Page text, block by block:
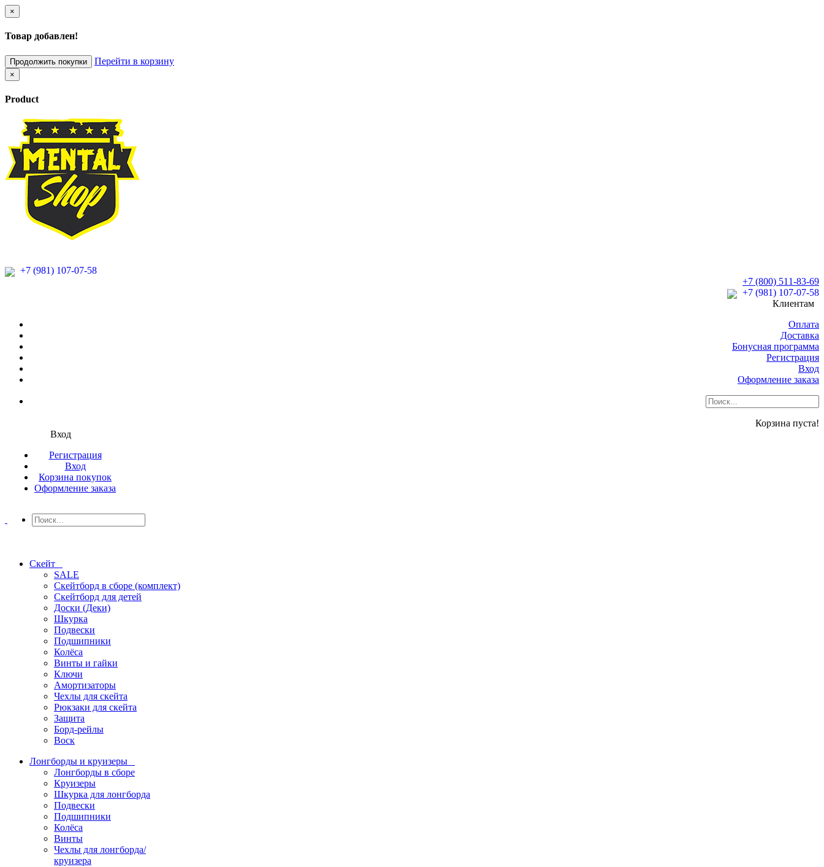
×
Товар добавлен!
Продолжить покупки Перейти в корзину
×
Product
+7 (981) 107-07-58
+7 (800) 511-83-69
+7 (981) 107-07-58
Клиентам
Оплата
Доставка
Бонусная программа
Регистрация
Вход
Оформление заказа
Корзина пуста!
Вход
Регистрация
Вход
Корзина покупок
Оформление заказа
Скейт
SALE
Скейтборд в сборе (комплект)
Скейтборд для детей
Доски (Деки)
Шкурка
Подвески
Подшипники
Колёса
Винты и гайки
Ключи
Амортизаторы
Чехлы для скейта
Рюкзаки для скейта
Защита
Борд-рейлы
Воск
Лонгборды и круизеры
Лонгборды в сборе
Круизеры
Шкурка для лонгборда
Подвески
Подшипники
Колёса
Винты
Чехлы для лонгборда/
круизера